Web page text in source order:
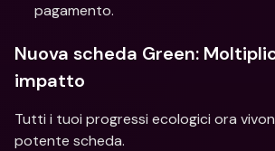
pagamento.
Nuova scheda Green:
impatto
Tutti i tuoi progressi ecologici ora
potente scheda.